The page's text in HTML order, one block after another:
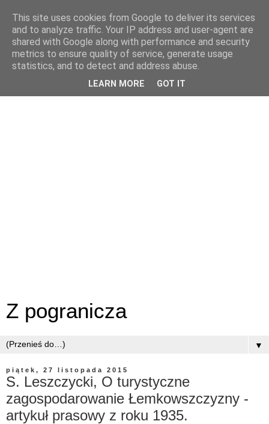
Z pogranicza
▼
piątek, 27 listopada 2015
S. Leszczycki, O turystyczne
zagospodarowanie Łemkowszczyzny -
artykuł prasowy z roku 1935.
This site uses cookies from Google to deliver its services
and to analyze traffic. Your IP address and user-agent are
shared with Google along with performance and security
metrics to ensure quality of service, generate usage
statistics, and to detect and address abuse.
LEARN MORE GOT IT